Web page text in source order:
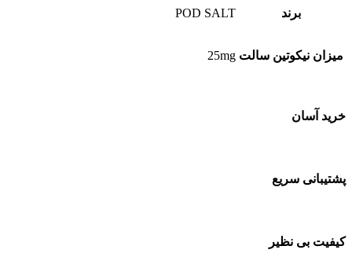
برند POD SALT
میزان نیکوتین سالت 25mg
خرید آسان
پشتیبانی سریع
کیفیت بی نظیر